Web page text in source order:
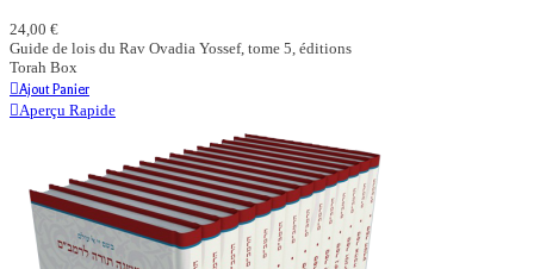
24,00 €
Guide de lois du Rav Ovadia Yossef, tome 5, éditions
Torah Box
Ajout Panier
Aperçu Rapide